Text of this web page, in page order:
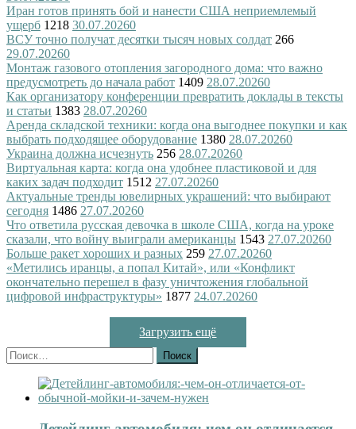
Иран готов принять бой и нанести США неприемлемый
ущерб 1218 30.07.20260
ВСУ точно получат десятки тысяч новых солдат 266
29.07.20260
Монтаж газового отопления загородного дома: что важно
предусмотреть до начала работ 1409 28.07.20260
Как организатору конференции превратить доклады в тексты
и статьи 1383 28.07.20260
Аренда складской техники: когда она выгоднее покупки и как
выбрать подходящее оборудование 1380 28.07.20260
Украина должна исчезнуть 256 28.07.20260
Виртуальная карта: когда она удобнее пластиковой и для
каких задач подходит 1512 27.07.20260
Актуальные тренды ювелирных украшений: что выбирают
сегодня 1486 27.07.20260
Что ответила русская девочка в школе США, когда на уроке
сказали, что войну выиграли американцы 1543 27.07.20260
Больше ракет хороших и разных 259 27.07.20260
«Метились иранцы, а попал Китай», или «Конфликт
окончательно перешел в фазу уничтожения глобальной
цифровой инфраструктуры» 1877 24.07.20260
Загрузить ещё
Найти: